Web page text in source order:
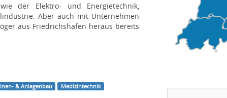
der Elektro- und Energietechnik,
Aber auch mit Unternehmen
aus Friedrichshafen heraus bereits
& Anlagenbau
Medizintechnik